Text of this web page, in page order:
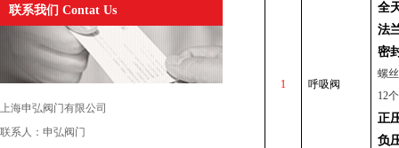
联系我们 Contat Us
上海申弘阀门有限公司
联系人：申弘阀门
1 呼吸阀
全
法
密
螺
12
正
负